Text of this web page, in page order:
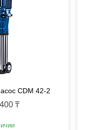
CDM 42-2
₸